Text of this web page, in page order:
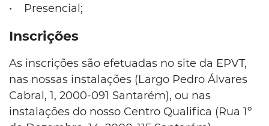
• Presencial;
Inscrições
As inscrições são efetuadas no site da EPVT,
nas nossas instalações (Largo Pedro Álvares
Cabral, 1, 2000-091 Santarém), ou nas
instalações do nosso Centro Qualifica (Rua 1º